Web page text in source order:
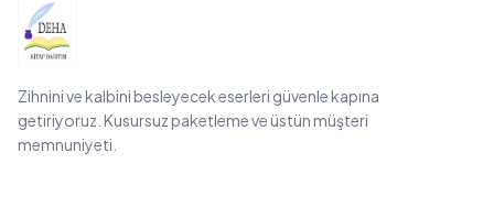
Zihnini ve kalbini besleyecek eserleri güvenle kapına
getiriyoruz. Kusursuz paketleme ve üstün müşteri
memnuniyeti.